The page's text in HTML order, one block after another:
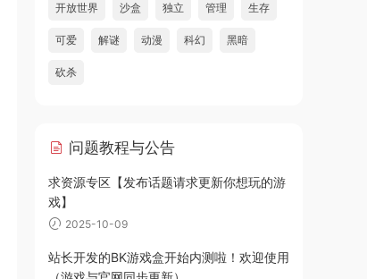
开放世界 沙盒 独立 管理 生存
可爱 解谜 动漫 科幻 黑暗
砍杀
问题教程与公告
求资源专区【发布话题请求更新你想玩的游
戏】
2025-10-09
站长开发的BK游戏盒开始内测啦！欢迎使用